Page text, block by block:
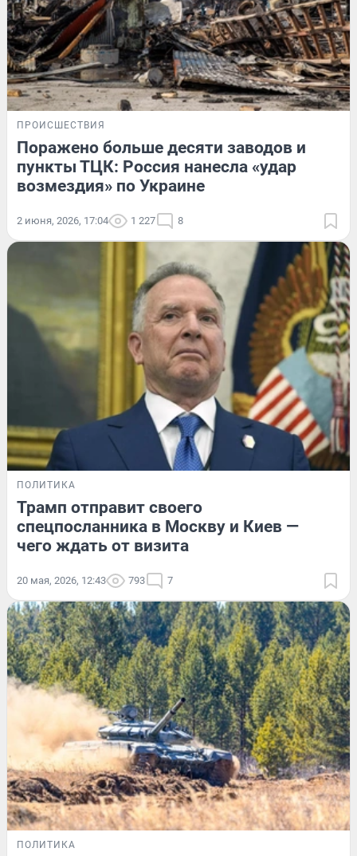
ПРОИСШЕСТВИЯ
Поражено больше десяти заводов и
пункты ТЦК: Россия нанесла «удар
возмездия» по Украине
2 июня, 2026, 17:04 1 227 8
ПОЛИТИКА
Трамп отправит своего
спецпосланника в Москву и Киев —
чего ждать от визита
20 мая, 2026, 12:43 793 7
ПОЛИТИКА